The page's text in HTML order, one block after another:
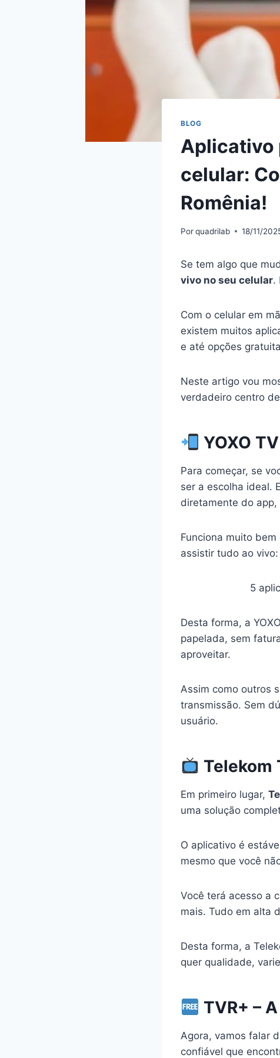
BLOG
Aplicativo
celular:
Romênia!
Porquadrilab 18/11/
Se tem algo que
vivo no seu celular.
Com o celular em
existem muitos
e até opções
Neste artigo vou
verdadeiro centro
YOXO
Para começar, se
ser a escolha ideal.
diretamente do
Funciona muito
assistir tudo ao
5
Desta forma, a
papelada, sem
aproveitar.
Assim como outros
transmissão. Sem
usuário.
Telekom
Em primeiro lugar,
uma solução
O aplicativo é
mesmo que você
Você terá acesso a
mais. Tudo em alta
Desta forma, a
quer qualidade,
TVR+ –
Agora, vamos falar
confiável que